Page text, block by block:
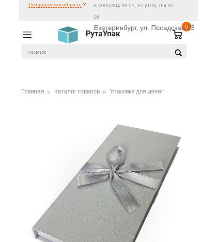
РутаУпак
0
Свердловская область 8 (383) 304-90-07, +7 (913) 764-35-
06
Екатеринбург, ул. Посадская 23
Главная Каталог товаров Упаковка для денег